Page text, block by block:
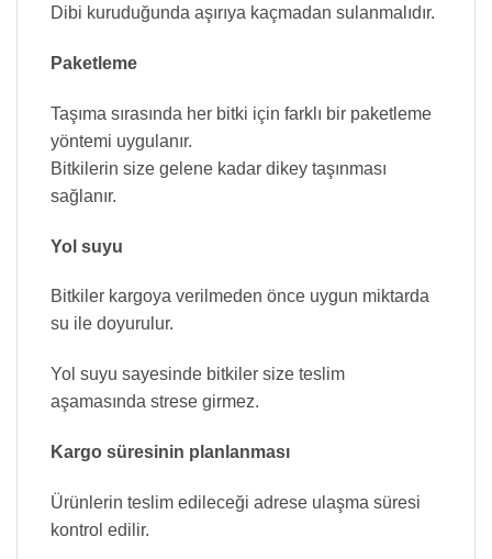
Dibi kuruduğunda aşırıya kaçmadan sulanmalıdır.
Paketleme
Taşıma sırasında her bitki için farklı bir paketleme
yöntemi uygulanır.
Bitkilerin size gelene kadar dikey taşınması
sağlanır.
Yol suyu
Bitkiler kargoya verilmeden önce uygun miktarda
su ile doyurulur.
Yol suyu sayesinde bitkiler size teslim
aşamasında strese girmez.
Kargo süresinin planlanması
Ürünlerin teslim edileceği adrese ulaşma süresi
kontrol edilir.